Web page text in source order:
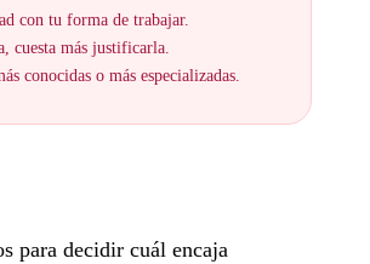
con tu forma de trabajar.
cuesta más justificarla.
conocidas o más especializadas.
para decidir cuál encaja